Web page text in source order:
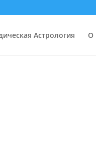
Астрология О